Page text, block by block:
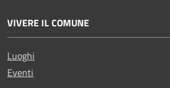
VIVERE IL COMUNE
Luoghi
Eventi